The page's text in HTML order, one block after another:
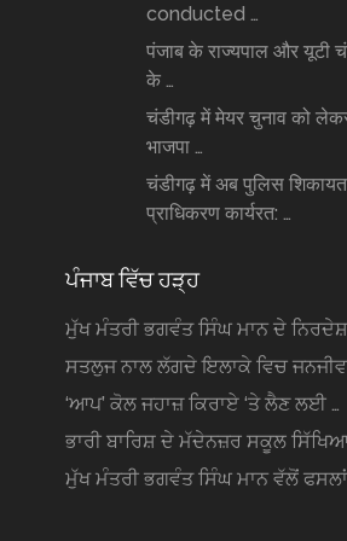
conducted …
पंजाब के राज्यपाल और यूटी
के …
चंडीगढ़ में मेयर चुनाव को
भाजपा …
चंडीगढ़ में अब पुलिस शिकायत
प्राधिकरण कार्यरत: …
ਪੰਜਾਬ ਵਿੱਚ ਹੜ੍ਹ
ਮੁੱਖ ਮੰਤਰੀ ਭਗਵੰਤ ਸਿੰਘ ਮਾਨ ਦੇ
ਸਤਲੁਜ ਨਾਲ ਲੱਗਦੇ ਇਲਾਕੇ ਵਿਚ
‘ਆਪ’ ਕੋਲ ਜਹਾਜ਼ ਕਿਰਾਏ ‘ਤੇ ਲੈਣ ਲਈ …
ਭਾਰੀ ਬਾਰਿਸ਼ ਦੇ ਮੱਦੇਨਜ਼ਰ ਸਕੂਲ
ਮੁੱਖ ਮੰਤਰੀ ਭਗਵੰਤ ਸਿੰਘ ਮਾਨ ਵੱਲੋਂ